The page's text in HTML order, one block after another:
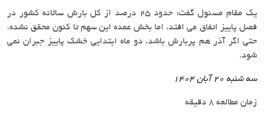
یک مقام مسئول گفت: حدود 25 درصد از کل بارش سالانه کشور در
فصل پاییز اتفاق می افتد، اما بخش عمده این سهم تا کنون محقق نشده،
حتی اگر آذر هم پربارش باشد، دو ماه ابتدایی خشک پاییز جبران نمی
شود.
سه شنبه 20 آبان 1404
زمان مطالعه 8 دقیقه